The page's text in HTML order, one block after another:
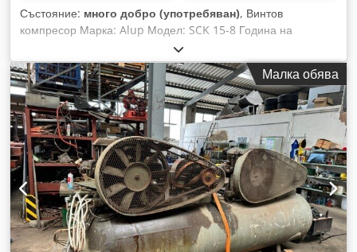
Състояние: много добро (употребяван), Винтов
компресор Марка: Alup Модел: SCK 15-8 Година на
производство: 2008 Дебит: 1,7 m3/мин Налягане: 8 bar
Мощност на мотора: 11 kW - 380 V Часове под товар: 14242
Работни часове: 42034 Дължина: 1530 mm Ширина: 620
mm Chsdpfxsxcybdj Apbja Височина: 900 mm Тегло с
палет: 230 kg
Малка обява